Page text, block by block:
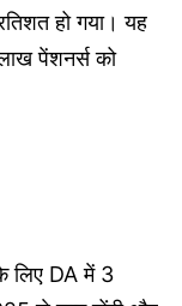
हो गया। यह
पेंशनर्स को
लिए DA में 3